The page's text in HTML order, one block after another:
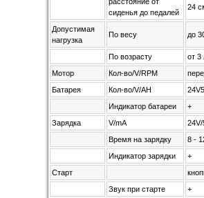
сиденья до педалей
24
Допустимая
нагрузка
По весу до
По возрасту
от 3
Мотор
Кол-во/V/RPM
Батарея
Кол-во/V/AH
Индикатор батареи
+
Зарядка
V/mA
24V/
Время на зарядку
8 -
Индикатор зарядки
+
Старт
Звук при старте
+